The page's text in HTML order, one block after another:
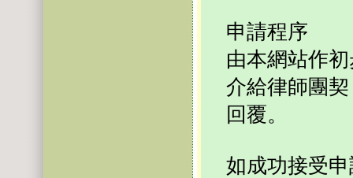
申請程序
由本網站作
介給律師團
回覆。
如成功接受